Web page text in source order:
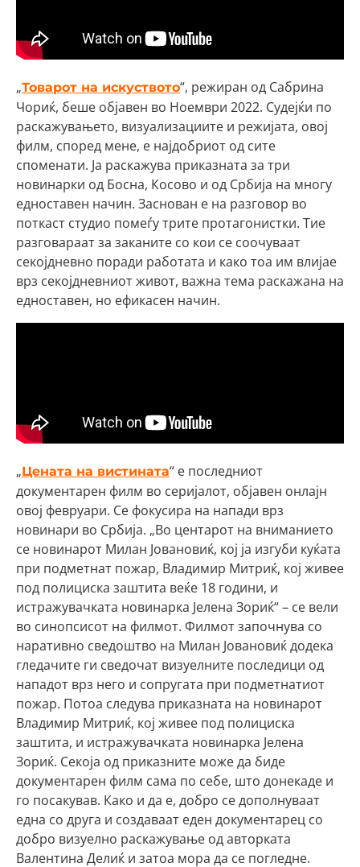
„Товарот на искуството“, режиран од Сабрина
Чориќ, беше објавен во Ноември 2022. Судејќи по
раскажувањето, визуализациите и режијата, овој
филм, според мене, е најдобриот од сите
споменати. Ја раскажува приказната за три
новинарки од Босна, Косово и од Србија на многу
едноставен начин. Заснован е на разговор во
поткаст студио помеѓу трите протагонистки. Тие
разговараат за заканите со кои се соочуваат
секојдневно поради работата и како тоа им влијае
врз секојдневниот живот, важна тема раскажана на
едноставен, но ефикасен начин.
„Цената на вистината“ е последниот
документарен филм во серијалот, објавен онлајн
овој февруари. Се фокусира на напади врз
новинари во Србија. „Во центарот на вниманието
се новинарот Милан Јовановиќ, кој ја изгуби куќата
при подметнат пожар, Владимир Митриќ, кој живее
под полициска заштита веќе 18 години, и
истражувачката новинарка Јелена Зориќ“ – се вели
во синопсисот на филмот. Филмот започнува со
наративно сведоштво на Милан Јовановиќ додека
гледачите ги сведочат визуелните последици од
нападот врз него и сопругата при подметнатиот
пожар. Потоа следува приказната на новинарот
Владимир Митриќ, кој живее под полициска
заштита, и истражувачката новинарка Јелена
Зориќ. Секоја од приказните може да биде
документарен филм сама по себе, што донекаде и
го посакував. Како и да е, добро се дополнуваат
една со друга и создаваат еден документарец со
добро визуелно раскажување од авторката
Валентина Делиќ и затоа мора да се погледне.